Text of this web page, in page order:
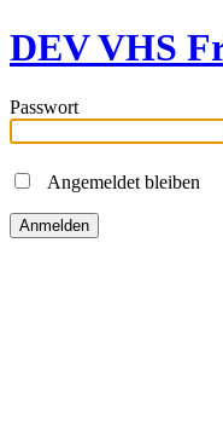
DEV VHS
Passwort
Angemeldet bleiben